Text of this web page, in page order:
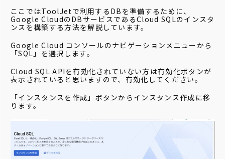
ここではToolJetで利用するDBを準備するために、
Google CloudのDBサービスであるCloud SQLのインスタ
ンスを構築する方法を解説しています。
Google Cloud コンソールのナビゲーションメニューから
「SQL」を選択します。
Cloud SQL APIを有効化されていない方は有効化ボタンが
表示されていると思いますので、有効化してください。
「インスタンスを作成」ボタンからインスタンス作成に移
ります。